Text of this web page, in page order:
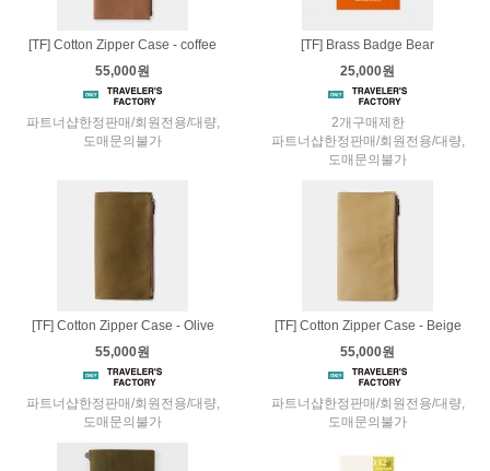
[TF] Cotton Zipper Case - coffee
55,000원
파트너샵한정판매/회원전용/대량,
도매문의불가
[TF] Brass Badge Bear
25,000원
2개구매제한
파트너샵한정판매/회원전용/대량,
도매문의불가
[TF] Cotton Zipper Case - Olive
55,000원
파트너샵한정판매/회원전용/대량,
도매문의불가
[TF] Cotton Zipper Case - Beige
55,000원
파트너샵한정판매/회원전용/대량,
도매문의불가